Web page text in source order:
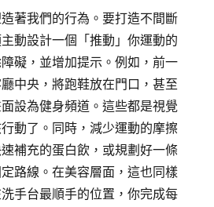
著我們的行為。要打造不間斷
動設計一個「推動」你運動的
礙，並增加提示。例如，前一
中央，將跑鞋放在門口，甚至
設為健身頻道。這些都是視覺
動了。同時，減少運動的摩擦
補充的蛋白飲，或規劃好一條
路線。在美容層面，這也同樣
手台最順手的位置，你完成每